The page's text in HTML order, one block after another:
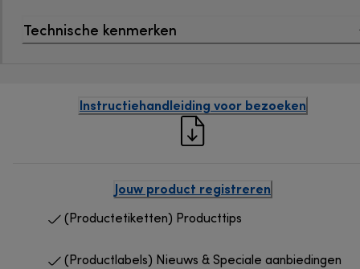
Technische kenmerken
Instructiehandleiding voor bezoeken
Jouw product registreren
(Productetiketten) Producttips
(Productlabels) Nieuws & Speciale aanbiedingen